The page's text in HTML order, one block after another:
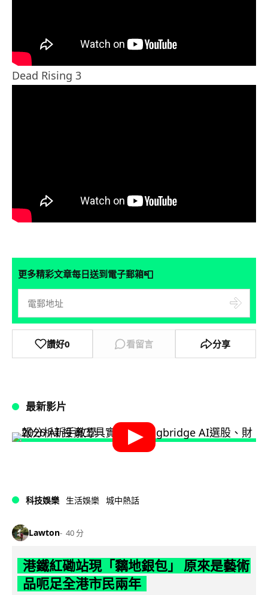
Dead Rising 3
更多精彩文章每日送到電子郵箱📮
讚好0 看留言 分享
最新影片
科技娛樂 生活娛樂 城中熱話
Lawton 40 分
港鐵紅磡站現「黐地銀包」 原來是藝術
品呃足全港市民兩年